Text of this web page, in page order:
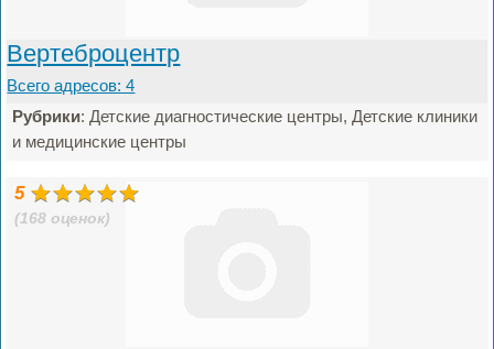
Вертеброцентр
Всего адресов: 4
Рубрики: Детские диагностические центры, Детские клиники
и медицинские центры
5
(168 оценок)